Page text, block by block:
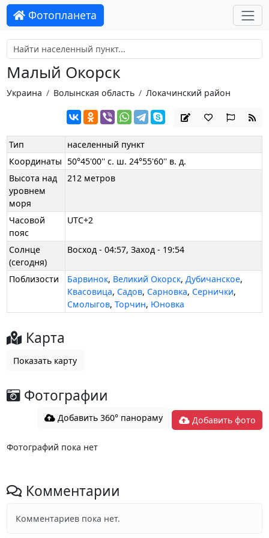
Фотопланета
Малый Окорск
Украина Волынская область Локачинский район
Тип
населенный пункт
Координаты 50°45'00'' с. ш. 24°55'60'' в. д.
Высота над
уровнем
моря
212 метров
Часовой
пояс
UTC+2
Солнце
(сегодня)
Восход - 04:57, Заход - 19:54
Поблизости Барвинок, Великий Окорск,Дубичанское,
Квасовица, Садов, Сарновка, Сернички,
Смолыгов,Торчин, Юновка
Карта
Показать карту
Фотографии
Добавить 360° панораму Добавить фото
Фотографий пока нет
Комментарии
Комментариев пока нет.